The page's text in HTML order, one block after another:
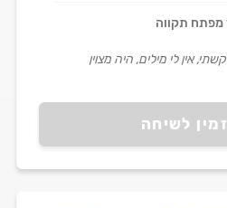
לשיחה
מפתח תקווה
אין לי מילים, היה מצוין